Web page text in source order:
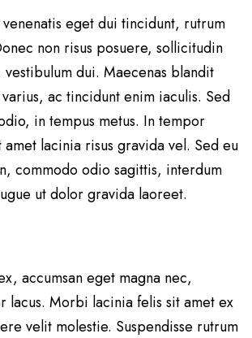
eget dui tincidunt, rutrum
non risus posuere, sollicitudin
dui. Maecenas blandit
ac tincidunt enim iaculis. Sed
in tempus metus. In tempor
amet lacinia risus gravida vel. Sed eu
commodo odio sagittis, interdum
ut dolor gravida laoreet.
accumsan eget magna nec,
lacus. Morbi lacinia felis sit amet ex
velit molestie. Suspendisse rutrum